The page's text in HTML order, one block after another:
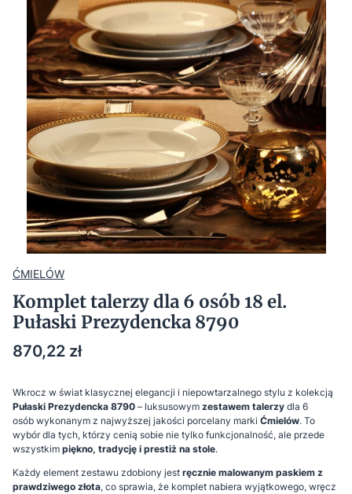
ĆMIELÓW
Komplet talerzy dla 6 osób 18 el.
Pułaski Prezydencka 8790
Cena
870,22 zł
Wkrocz w świat klasycznej elegancji i niepowtarzalnego stylu z kolekcją
Pułaski Prezydencka 8790 – luksusowym zestawem talerzy dla 6
osób wykonanym z najwyższej jakości porcelany marki Ćmielów. To
wybór dla tych, którzy cenią sobie nie tylko funkcjonalność, ale przede
wszystkim piękno, tradycję i prestiż na stole.
Każdy element zestawu zdobiony jest ręcznie malowanym paskiem z
prawdziwego złota, co sprawia, że komplet nabiera wyjątkowego, wręcz